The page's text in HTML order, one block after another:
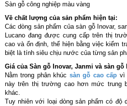
Sàn gỗ công nghiệp màu vàng
Về chất lượng của sản phẩm hiện tại:
Các dòng sản phẩm của sàn gỗ Inovar,
Lucano đang được cung cấp trên thị
cao và ổn định, thể hiện bằng việc kiểm
biệt là tính siêu chịu nước của từng sản
Giá của Sàn gỗ Inovar, Janmi và sàn gỗ
Nằm trong phân khúc sàn gỗ cao cấp vì
này trên thị trường cao hơn mức trung
khác.
Tuy nhiên với loại dòng sản phẩm có